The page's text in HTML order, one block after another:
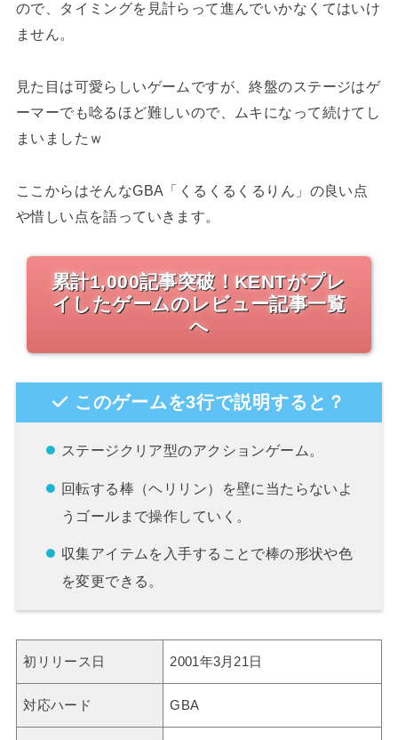
ので、タイミングを見計らって進んでいかなくてはいけ
ません。
見た目は可愛らしいゲームですが、終盤のステージはゲ
ーマーでも唸るほど難しいので、ムキになって続けてし
まいましたｗ
ここからはそんなGBA「くるくるくるりん」の良い点
や惜しい点を語っていきます。
累計1,000記事突破！KENTがプレ
イしたゲームのレビュー記事一覧
へ
このゲームを3行で説明すると？
ステージクリア型のアクションゲーム。
回転する棒（ヘリリン）を壁に当たらないよ
うゴールまで操作していく。
収集アイテムを入手することで棒の形状や色
を変更できる。
初リリース日 2001年3月21日
対応ハード GBA